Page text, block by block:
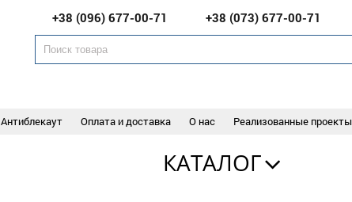
Антиблекаут Оплата и доставка О нас Реализованные проекты
+38 (096) 677-00-71 +38 (073) 677-00-71
КАТАЛОГ